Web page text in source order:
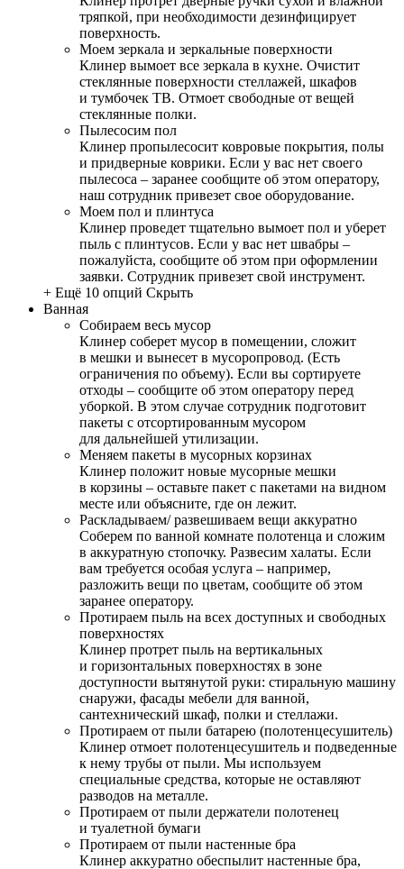
тряпкой, при необходимости дезинфицирует
поверхность.
Моем зеркала и зеркальные поверхности
Клинер вымоет все зеркала в кухне. Очистит
стеклянные поверхности стеллажей, шкафов
и тумбочек ТВ. Отмоет свободные от вещей
стеклянные полки.
Пылесосим пол
Клинер пропылесосит ковровые покрытия, полы
и придверные коврики. Если у вас нет своего
пылесоса – заранее сообщите об этом оператору,
наш сотрудник привезет свое оборудование.
Моем пол и плинтуса
Клинер проведет тщательно вымоет пол и уберет
пыль с плинтусов. Если у вас нет швабры –
пожалуйста, сообщите об этом при оформлении
заявки. Сотрудник привезет свой инструмент.
+ Ещё 10 опций Скрыть
Ванная
Собираем весь мусор
Клинер соберет мусор в помещении, сложит
в мешки и вынесет в мусоропровод. (Есть
ограничения по объему). Если вы сортируете
отходы – сообщите об этом оператору перед
уборкой. В этом случае сотрудник подготовит
пакеты с отсортированным мусором
для дальнейшей утилизации.
Меняем пакеты в мусорных корзинах
Клинер положит новые мусорные мешки
в корзины – оставьте пакет с пакетами на видном
месте или объясните, где он лежит.
Раскладываем/ развешиваем вещи аккуратно
Соберем по ванной комнате полотенца и сложим
в аккуратную стопочку. Развесим халаты. Если
вам требуется особая услуга – например,
разложить вещи по цветам, сообщите об этом
заранее оператору.
Протираем пыль на всех доступных и свободных
поверхностях
Клинер протрет пыль на вертикальных
и горизонтальных поверхностях в зоне
доступности вытянутой руки: стиральную машину
снаружи, фасады мебели для ванной,
сантехнический шкаф, полки и стеллажи.
Протираем от пыли батарею (полотенцесушитель)
Клинер отмоет полотенцесушитель и подведенные
к нему трубы от пыли. Мы используем
специальные средства, которые не оставляют
разводов на металле.
Протираем от пыли держатели полотенец
и туалетной бумаги
Протираем от пыли настенные бра
Клинер аккуратно обеспылит настенные бра,